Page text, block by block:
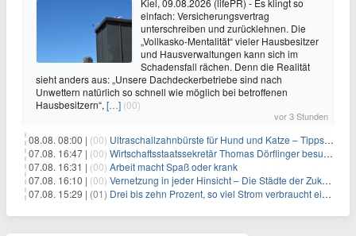
Kiel, 09.08.2026 (lifePR) - Es klingt so
einfach: Versicherungsvertrag
unterschreiben und zurücklehnen. Die
„Vollkasko-Mentalität“ vieler Hausbesitzer
und Hausverwaltungen kann sich im
Schadensfall rächen. Denn die Realität
sieht anders aus: „Unsere Dachdeckerbetriebe sind nach
Unwettern natürlich so schnell wie möglich bei betroffenen
Hausbesitzern“, […] (00)
vor 3 Stunden
08.08. 08:00 | (00) Ultraschallzahnbürste für Hund und Katze – Tipps zur erfolgreichen Eingewöhnung
07.08. 16:47 | (00) Wirtschaftsstaatssekretär Thomas Dörflinger besucht Handwerksbetrieb im Kammerbezirk Freiburg
07.08. 16:31 | (00) Arbeit macht Spaß oder krank
07.08. 16:10 | (00) Vernetzung in jeder Hinsicht – Die Städte der Zukunft sind grün-blau
07.08. 15:29 | (01) Drei bis zehn Prozent, so viel Strom verbraucht ein Aufzug im Gebäude